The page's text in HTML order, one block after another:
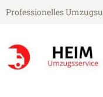
Professionelles